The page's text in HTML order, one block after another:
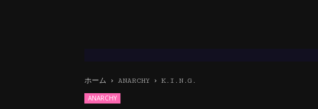
ホーム ANARCHY K.I.N.G.
ANARCHY